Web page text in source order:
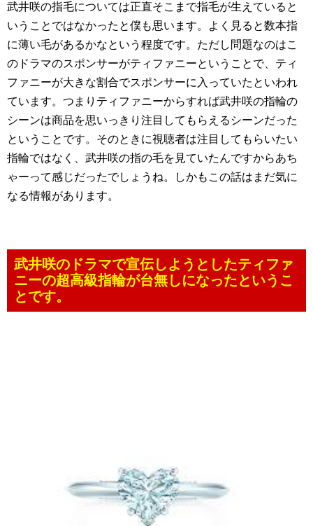
武井咲の指毛については正直そこまで指毛が生えていると
いうことではなかったと僕も思います。よく見ると数本指
に薄い毛があるかなという程度です。ただし問題なのはこ
のドラマのスポンサーがティファニーということで、ティ
ファニーが大きな割合でスポンサーに入っていたといわれ
ています。つまりティファニーからすれば武井咲の指輪の
シーンは商品を思いっきり注目してもらえるシーンだった
ということです。そのときに視聴者は注目してもらいたい
指輪ではなく、武井咲の指の毛を見ていたんですからあち
ゃーって感じだったでしょうね。しかもこの話はまだ気に
なる情報があります。
武井咲のドラマで宣伝しようとしたティファ
ニーの超高級指輪が台無しになったというこ
とです。